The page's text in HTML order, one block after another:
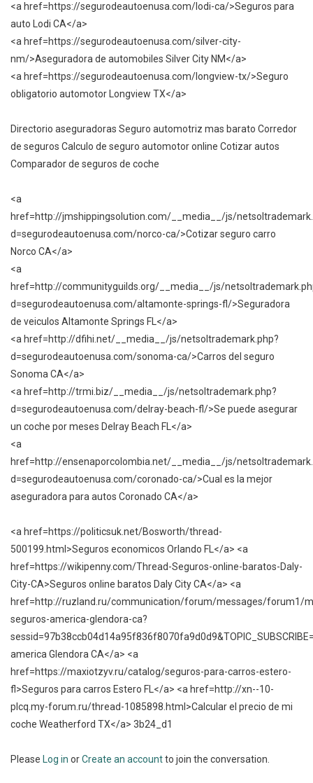
<a href=https://segurodeautoenusa.com/lodi-ca/>Seguros para
auto Lodi CA</a>
<a href=https://segurodeautoenusa.com/silver-city-
nm/>Aseguradora de automobiles Silver City NM</a>
<a href=https://segurodeautoenusa.com/longview-tx/>Seguro
obligatorio automotor Longview TX</a>
Directorio aseguradoras Seguro automotriz mas barato Corredor
de seguros Calculo de seguro automotor online Cotizar autos
Comparador de seguros de coche
<a
href=http://jmshippingsolution.com/__media__/js/
d=segurodeautoenusa.com/norco-ca/>Cotizar seguro carro
Norco CA</a>
<a
href=http://communityguilds.org/__media__/js/
d=segurodeautoenusa.com/altamonte-springs-fl/>Seguradora
de veiculos Altamonte Springs FL</a>
<a href=http://dfihi.net/__media__/js/netsoltrademark.php?
d=segurodeautoenusa.com/sonoma-ca/>Carros del seguro
Sonoma CA</a>
<a href=http://trmi.biz/__media__/js/netsoltrademark.php?
d=segurodeautoenusa.com/delray-beach-fl/>Se puede asegurar
un coche por meses Delray Beach FL</a>
<a
href=http://ensenaporcolombia.net/__media__/js/
d=segurodeautoenusa.com/coronado-ca/>Cual es la mejor
aseguradora para autos Coronado CA</a>
<a href=https://politicsuk.net/Bosworth/thread-
500199.html>Seguros economicos Orlando FL</a> <a
href=https://wikipenny.com/Thread-Seguros-online-baratos-Daly-
City-CA>Seguros online baratos Daly City CA</a> <a
href=http://ruzland.ru/communication/forum/messages/forum1/
seguros-america-glendora-ca?
america Glendora CA</a> <a
href=https://maxiotzyv.ru/catalog/seguros-para-carros-estero-
fl>Seguros para carros Estero FL</a> <a href=http://xn--10-
plcq.my-forum.ru/thread-1085898.html>Calcular el precio de mi
coche Weatherford TX</a> 3b24_d1
Please Log in orCreate an accountto join the conversation.